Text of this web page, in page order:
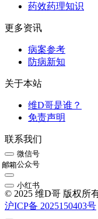
药效药理知识
更多资讯
病案参考
防病新知
关于本站
维D哥是谁？
免责声明
联系我们
微信号
公众号
邮箱
小红书
© 2025 维D哥 版权所
沪ICP备 2025150403号